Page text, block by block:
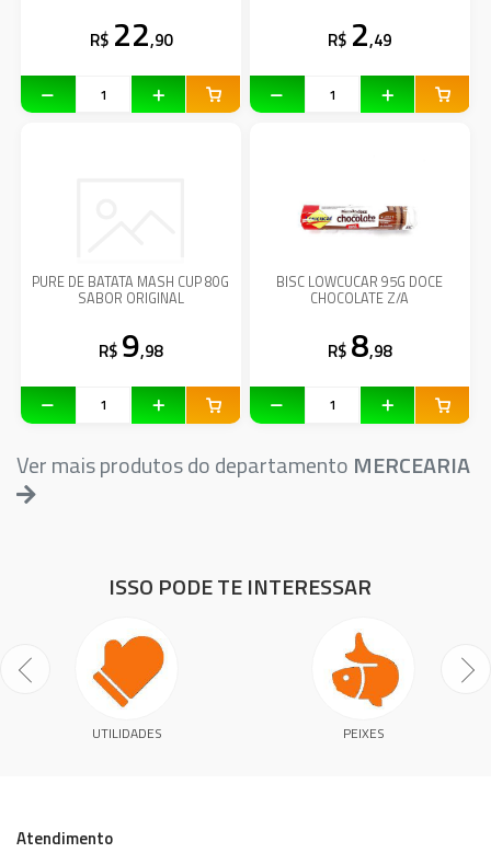
R$ 22,90 R$ 2,49
PURE DE BATATA MASH CUP 80G
SABOR ORIGINAL
R$ 9,98
BISC LOWCUCAR 95G DOCE
CHOCOLATE Z/A
R$ 8,98
Ver mais produtos do departamento MERCEARIA
ISSO PODE TE INTERESSAR
UTILIDADES PEIXES
Atendimento